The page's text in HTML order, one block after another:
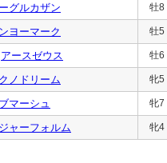
グルカザン 牡8
ヨーマーク 牡5
アースゼウス 牡6
ノドリーム 牝5
マーシュ 牝7
ャーフォルム 牝4